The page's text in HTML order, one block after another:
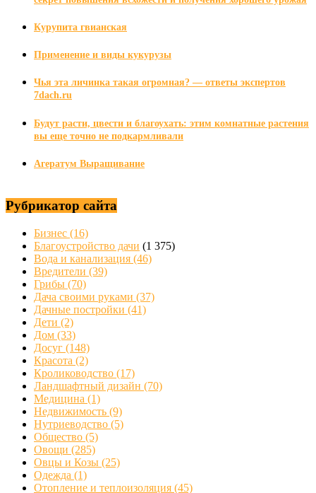
Курупита гвианская
Применение и виды кукурузы
Чья эта личинка такая огромная? — ответы экспертов
7dach.ru
Будут расти, цвести и благоухать: этим комнатные растения
вы еще точно не подкармливали
Агератум Выращивание
Рубрикатор сайта
Бизнес (16)
Благоустройство дачи (1 375)
Вода и канализация (46)
Вредители (39)
Грибы (70)
Дача своими руками (37)
Дачные постройки (41)
Дети (2)
Дом (33)
Досуг (148)
Красота (2)
Кролиководство (17)
Ландшафтный дизайн (70)
Медицина (1)
Недвижимость (9)
Нутриеводство (5)
Общество (5)
Овощи (285)
Овцы и Козы (25)
Одежда (1)
Отопление и теплоизоляция (45)